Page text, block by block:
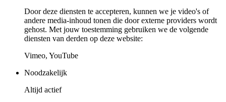
Door deze diensten te accepteren, kunnen we je video's of
andere media-inhoud tonen die door externe providers wordt
gehost. Met jouw toestemming gebruiken we de volgende
diensten van derden op deze website:
Vimeo, YouTube
Noodzakelijk
Altijd actief